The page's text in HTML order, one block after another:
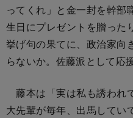
ってくれ」と金一封を幹部
生日にプレゼントを贈った
挙げ句の果てに、政治家向
らないか。佐藤派として応
藤本は「実は私も誘わ
大先輩が毎年、出馬してい